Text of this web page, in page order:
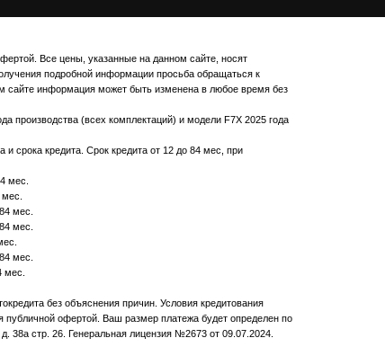
Все цены, указанные на данном сайте, носят
подробной информации просьба обращаться к
сайте информация может быть изменена в любое время без
производства (всех комплектаций) и модели F7X 2025 года
срока кредита. Срок кредита от 12 до 84 мес, при
мес.
мес.
мес.
мес.
мес.
без объяснения причин. Условия кредитования
публичной офертой. Ваш размер платежа будет определен по
38а стр. 26. Генеральная лицензия №2673 от 09.07.2024.